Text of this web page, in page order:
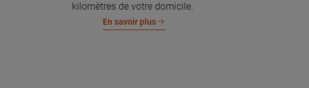
kilomètres de votre domicile.
En savoir plus